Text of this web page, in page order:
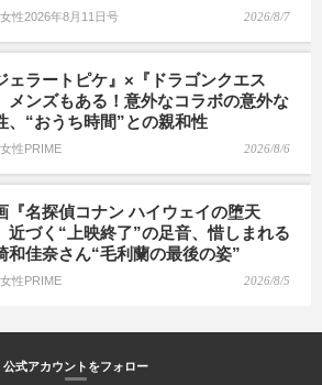
性2026年8月11日号 2026/8/7
ェラートピケ』×『ドラゴンクエス
メンズもある！意外なコラボの意外な
、“おうち時間”との親和性
性PRIME 2026/8/6
『名探偵コナン ハイウェイの堕天
近づく“上映終了”の足音、惜しまれる
和佳奈さん“毛利蘭の最後の姿”
性PRIME 2026/8/5
公式アカウントをフォロー